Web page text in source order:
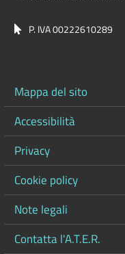
P. IVA 00222610289
Mappa del sito
Accessibilità
Privacy
Cookie policy
Note legali
Contatta l'A.T.E.R.